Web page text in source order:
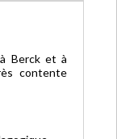
Berck et à
contente